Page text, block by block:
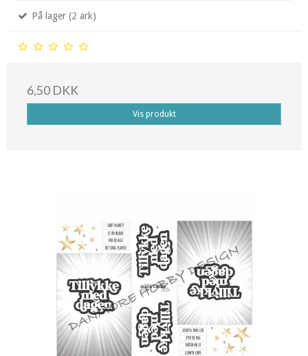
På lager (2 ark)
6,50 DKK
Vis produkt